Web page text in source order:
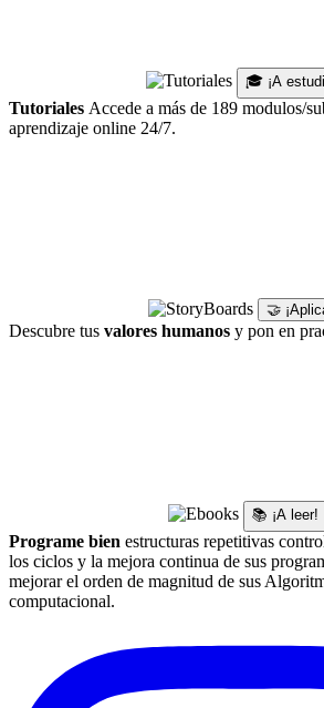
🎓 ¡A
Tutoriales Accede a más de 189 modulos/
aprendizaje online 24/7.
🤝
Descubre tus valores humanos y pon en
📚 ¡A leer!
Programe bien estructuras repetitivas
los ciclos y la mejora continua de sus
mejorar el orden de magnitud de sus
computacional.